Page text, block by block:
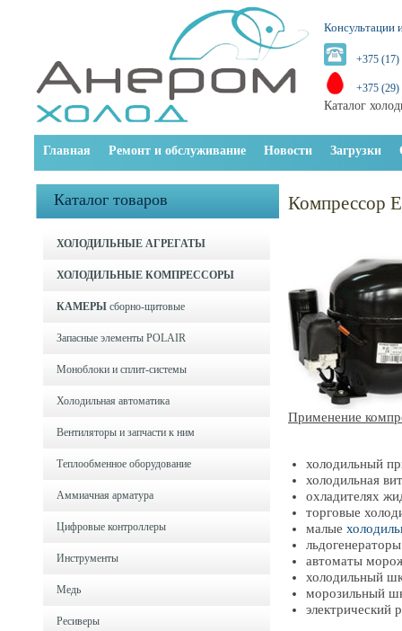
Консультации
+375 (17)
+375 (29)
Каталог
Главная Ремонт и обслуживание Новости Загрузки
Каталог товаров
ХОЛОДИЛЬНЫЕ АГРЕГАТЫ
ХОЛОДИЛЬНЫЕ КОМПРЕССОРЫ
КАМЕРЫ сборно-щитовые
Запасные элементы POLAIR
Моноблоки и cплит-системы
Холодильная автоматика
Вентиляторы и запчасти к ним
Теплообменное оборудование
Аммиачная арматура
Цифровые контроллеры
Инструменты
Медь
Ресиверы
Компрессор
Применение
холодильный
холодильная
охладителях
торговые
малые
льдогенераторы
автоматы
холодильный
морозильный
электрический